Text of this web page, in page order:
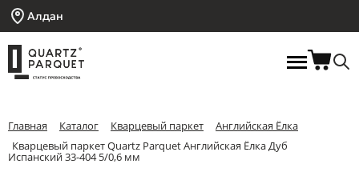
Алдан
Главная Каталог Кварцевый паркет
Английская Ёлка
Кварцевый паркет Quartz Parquet Английская Ёлка Дуб
Испанский 33-404 5/0,6 мм